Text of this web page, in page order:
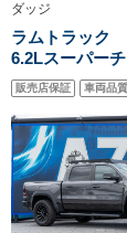
ダッジ
ラムトラッ
6.2Lスーパー
アルパインオ
ドアップディ
販売店保証 車両品